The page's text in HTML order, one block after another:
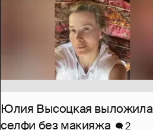
Юлия Высоцкая выложила
селфи без макияжа
2